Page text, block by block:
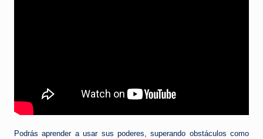
Podrás aprender a usar sus poderes, superando obstáculos como